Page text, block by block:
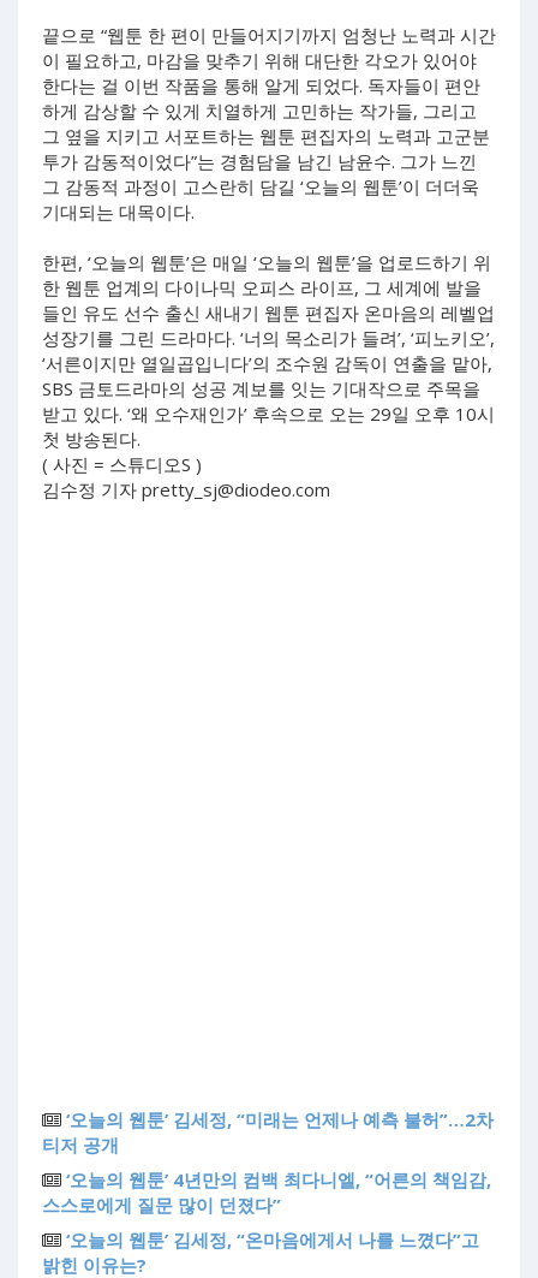
끝으로 “웹툰 한 편이 만들어지기까지 엄청난 노력과 시간
이 필요하고, 마감을 맞추기 위해 대단한 각오가 있어야
한다는 걸 이번 작품을 통해 알게 되었다. 독자들이 편안
하게 감상할 수 있게 치열하게 고민하는 작가들, 그리고
그 옆을 지키고 서포트하는 웹툰 편집자의 노력과 고군분
투가 감동적이었다”는 경험담을 남긴 남윤수. 그가 느낀
그 감동적 과정이 고스란히 담길 ‘오늘의 웹툰’이 더더욱
기대되는 대목이다.
한편, ‘오늘의 웹툰’은 매일 ‘오늘의 웹툰’을 업로드하기 위
한 웹툰 업계의 다이나믹 오피스 라이프, 그 세계에 발을
들인 유도 선수 출신 새내기 웹툰 편집자 온마음의 레벨업
성장기를 그린 드라마다. ‘너의 목소리가 들려’, ‘피노키오’,
‘서른이지만 열일곱입니다’의 조수원 감독이 연출을 맡아,
SBS 금토드라마의 성공 계보를 잇는 기대작으로 주목을
받고 있다. ‘왜 오수재인가’ 후속으로 오는 29일 오후 10시
첫 방송된다.
( 사진 = 스튜디오S )
김수정 기자 pretty_sj@diodeo.com
‘오늘의 웹툰’ 김세정, “미래는 언제나 예측 불허”…2차
티저 공개
‘오늘의 웹툰’ 4년만의 컴백 최다니엘, “어른의 책임감,
스스로에게 질문 많이 던졌다”
‘오늘의 웹툰’ 김세정, “온마음에게서 나를 느꼈다”고
밝힌 이유는?